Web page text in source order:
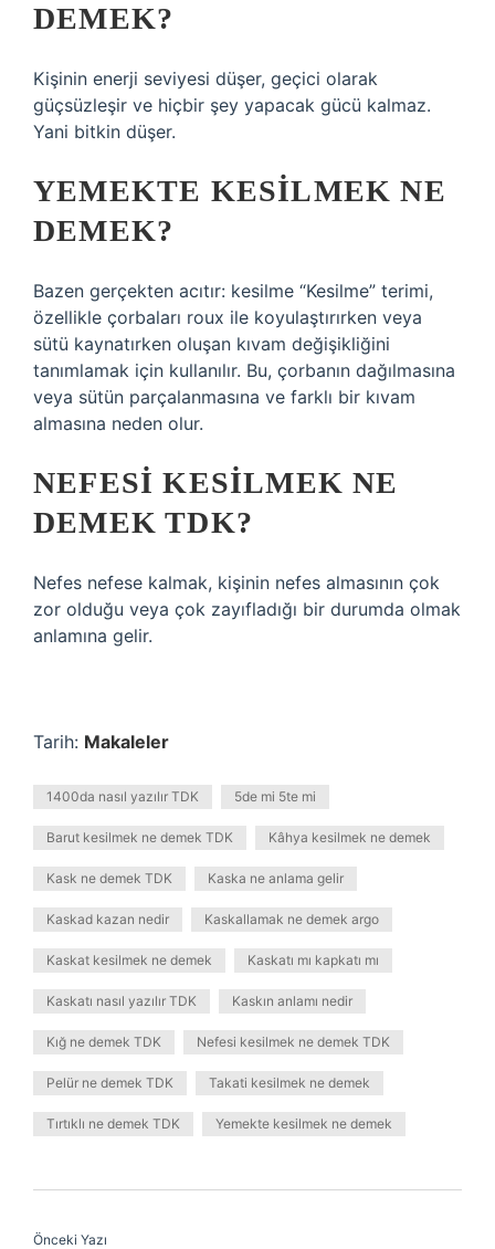
DEMEK?
Kişinin enerji seviyesi düşer, geçici olarak
güçsüzleşir ve hiçbir şey yapacak gücü kalmaz.
Yani bitkin düşer.
YEMEKTE KESILMEK NE
DEMEK?
Bazen gerçekten acıtır: kesilme “Kesilme” terimi,
özellikle çorbaları roux ile koyulaştırırken veya
sütü kaynatırken oluşan kıvam değişikliğini
tanımlamak için kullanılır. Bu, çorbanın dağılmasına
veya sütün parçalanmasına ve farklı bir kıvam
almasına neden olur.
NEFESI KESILMEK NE
DEMEK TDK?
Nefes nefese kalmak, kişinin nefes almasının çok
zor olduğu veya çok zayıfladığı bir durumda olmak
anlamına gelir.
Tarih: Makaleler
1400da nasıl yazılır TDK 5de mi 5te mi
Barut kesilmek ne demek TDK Kâhya kesilmek ne demek
Kask ne demek TDK Kaska ne anlama gelir
Kaskad kazan nedir Kaskallamak ne demek argo
Kaskat kesilmek ne demek Kaskatı mı kapkatı mı
Kaskatı nasıl yazılır TDK Kaskın anlamı nedir
Kığ ne demek TDK Nefesi kesilmek ne demek TDK
Pelür ne demek TDK Takati kesilmek ne demek
Tırtıklı ne demek TDK Yemekte kesilmek ne demek
Önceki Yazı